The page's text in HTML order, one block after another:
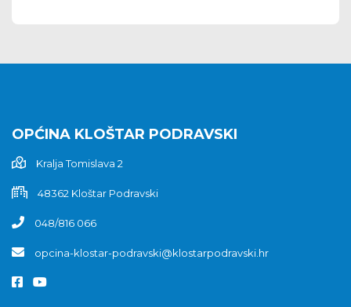
OPĆINA KLOŠTAR PODRAVSKI
Kralja Tomislava 2
48362 Kloštar Podravski
048/816 066
opcina-klostar-podravski@klostarpodravski.hr